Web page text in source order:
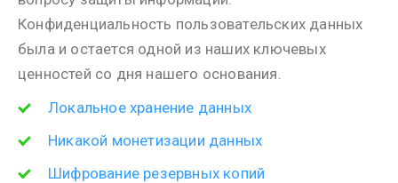
Конфиденциальность пользовательских данных
была и остается одной из наших ключевых
ценностей со дня нашего основания.
Локальное хранение данных
Никакой монетизации данных
Шифрование резервных копий